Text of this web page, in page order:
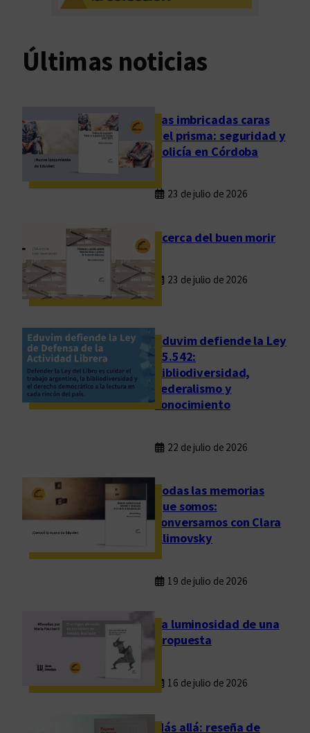
t
d
p
e
d
D
a
d
e
t
r
a
l
Últimas noticias
Las imbricadas caras
del prisma: seguridad y
policía en Córdoba
23 de julio de 2026
Acerca del buen morir
23 de julio de 2026
Eduvim defiende la Ley
25.542:
bibliodiversidad,
federalismo y
conocimiento
22 de julio de 2026
Todas las memorias
que somos:
conversamos con Clara
Klimovsky
19 de julio de 2026
La luminosidad de una
propuesta
16 de julio de 2026
Más allá: reseña de